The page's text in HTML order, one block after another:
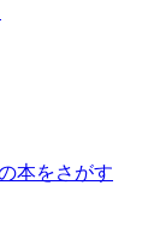
本をさがす